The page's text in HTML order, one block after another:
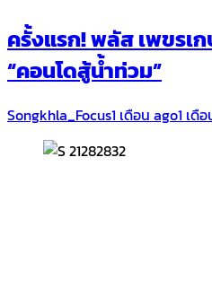
ครั้งแรก! พลัส เพขรเ
“คอนโดสู้น้ำท่วม”
Songkhla_Focus1 เดือน ago1 เดื